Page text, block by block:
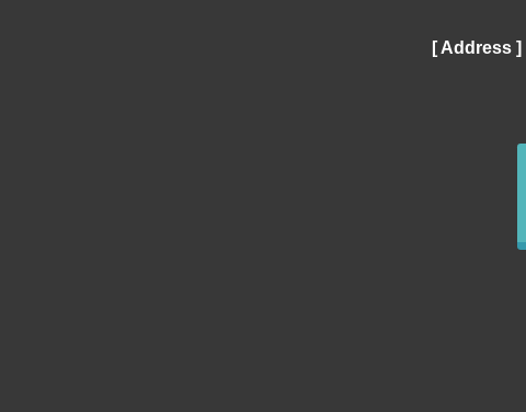
[ Address ]